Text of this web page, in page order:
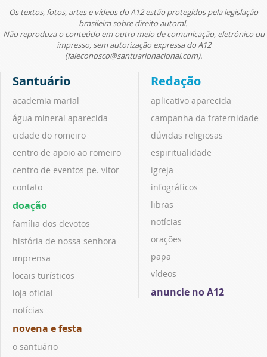
Os textos, fotos, artes e vídeos do A12 estão protegidos pela legislação
brasileira sobre direito autoral.
Não reproduza o conteúdo em outro meio de comunicação, eletrônico ou
impresso, sem autorização expressa do A12
(faleconosco@santuarionacional.com).
Santuário
academia marial
água mineral aparecida
cidade do romeiro
centro de apoio ao romeiro
centro de eventos pe. vitor
contato
doação
família dos devotos
história de nossa senhora
imprensa
locais turísticos
loja oficial
notícias
novena e festa
o santuário
Redação
aplicativo aparecida
campanha da fraternidade
dúvidas religiosas
espiritualidade
igreja
infográficos
libras
notícias
orações
papa
vídeos
anuncie no A12